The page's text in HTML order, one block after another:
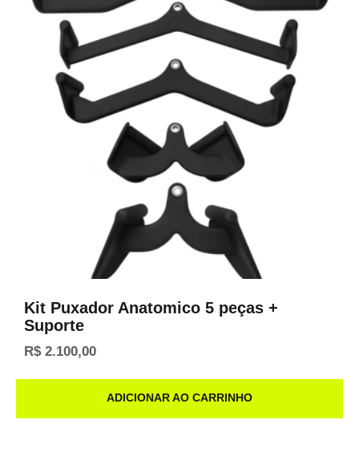
Kit Puxador Anatomico 5 peças +
Suporte
R$2.100,00
ADICIONAR AO CARRINHO